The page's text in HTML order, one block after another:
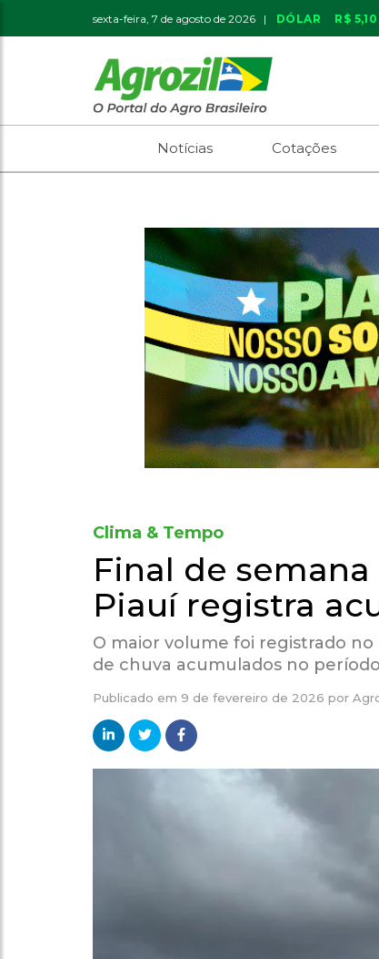
sexta-feira, 7 de agosto de 2026 | DÓLAR R$ 5,10
Notícias Cotações
Clima & Tempo
Final de
Piauí registra
O maior volume foi registrado
de chuva acumulados no
Publicado em 9 de fevereiro de 2026 por